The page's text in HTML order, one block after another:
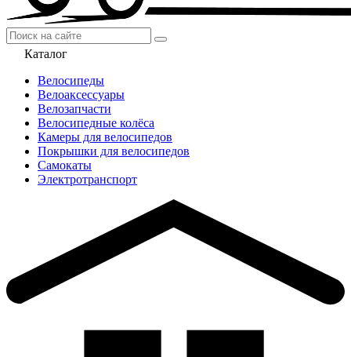
Каталог
Велосипеды
Велоаксессуары
Велозапчасти
Велосипедные колёса
Камеры для велосипедов
Покрышки для велосипедов
Самокаты
Электротранспорт